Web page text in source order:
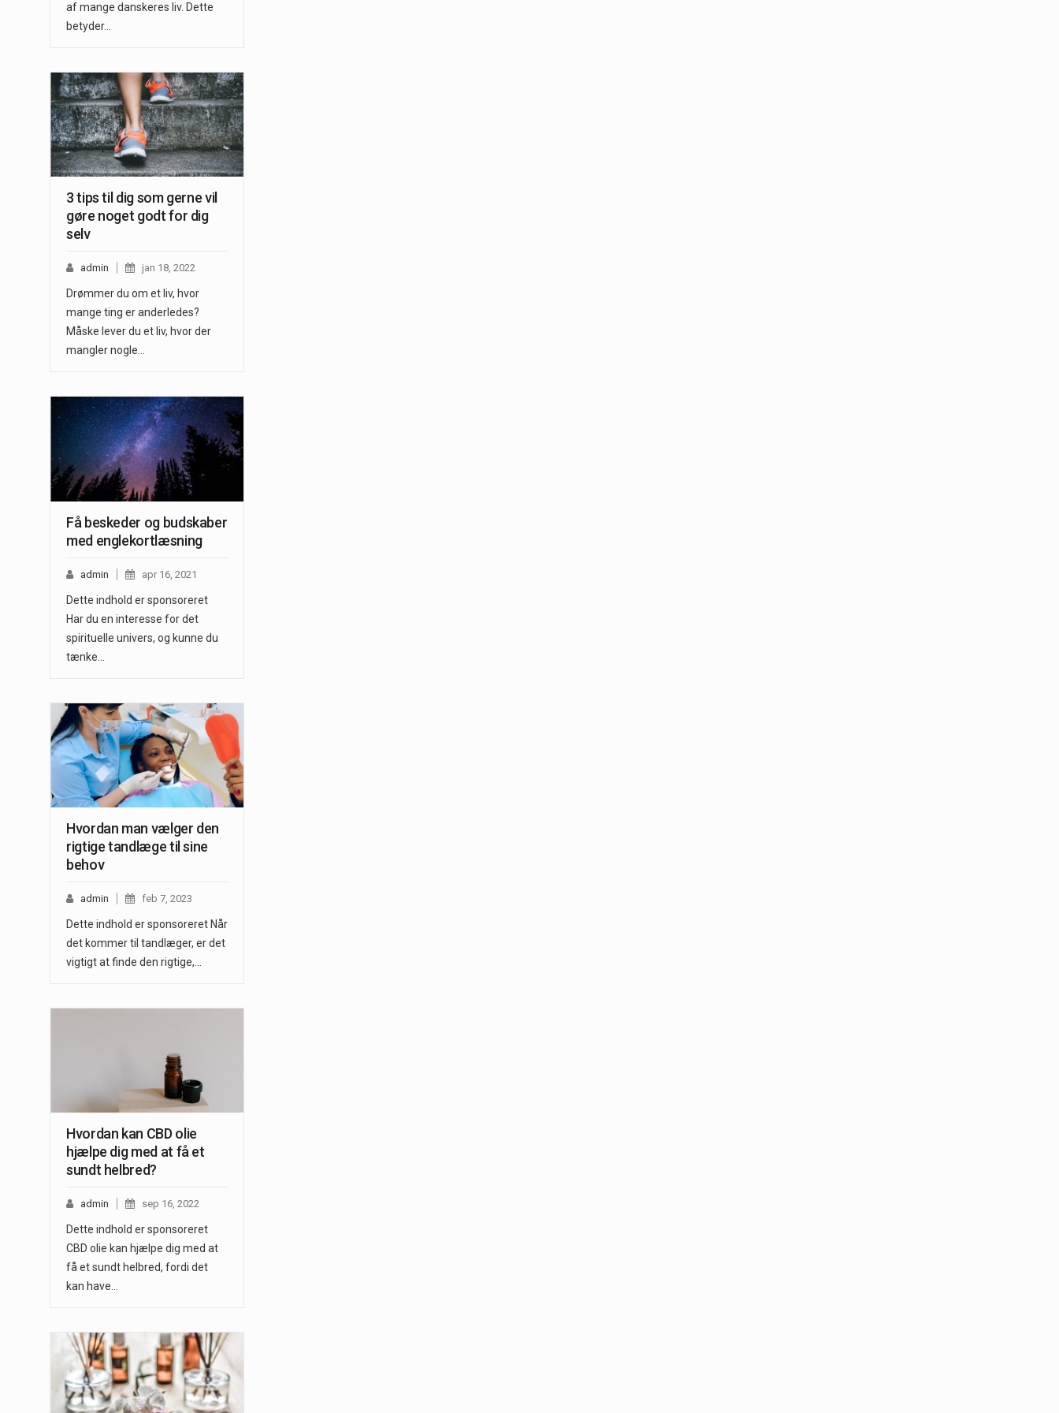
af mange danskeres liv. Dette
betyder…
3 tips til dig som gerne vil
gøre noget godt for dig
selv
admin jan 18, 2022
Drømmer du om et liv, hvor
mange ting er anderledes?
Måske lever du et liv, hvor der
mangler nogle…
Få beskeder og budskaber
med englekortlæsning
admin apr 16, 2021
Dette indhold er sponsoreret
Har du en interesse for det
spirituelle univers, og kunne du
tænke…
Hvordan man vælger den
rigtige tandlæge til sine
behov
admin feb 7, 2023
Dette indhold er sponsoreret Når
det kommer til tandlæger, er det
vigtigt at finde den rigtige,…
Hvordan kan CBD olie
hjælpe dig med at få et
sundt helbred?
admin sep 16, 2022
Dette indhold er sponsoreret
CBD olie kan hjælpe dig med at
få et sundt helbred, fordi det
kan have…